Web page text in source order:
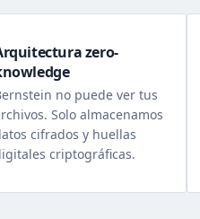
zero-
no puede ver tus
Solo almacenamos
cifrados y huellas
criptográficas.